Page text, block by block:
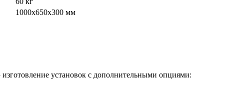
1000х650х300 мм
установок с дополнительными опциями: